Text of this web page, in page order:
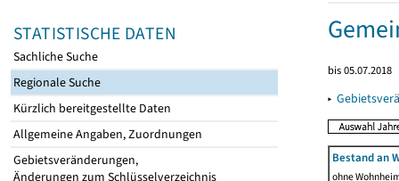
STATISTISCHE DATEN
Sachliche Suche
Regionale Suche
Kürzlich bereitgestellte Daten
Allgemeine Angaben, Zuordnungen
Gebietsveränderungen,
Änderungen zum Schlüsselverzeichnis
bis 05.07.2018
▸
Bestand an
ohne